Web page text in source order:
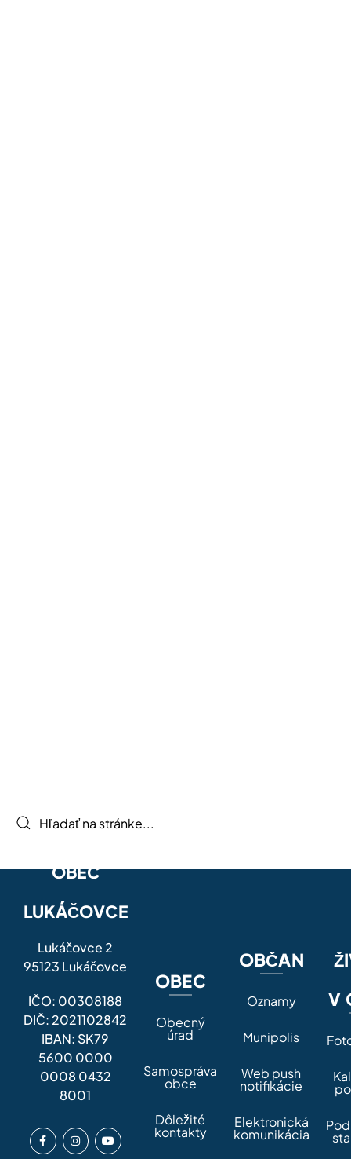
OBEC
LUKÁČOVCE
Lukáčovce 2
95123 Lukáčovce
IČO: 00308188
DIČ: 2021102842
IBAN: SK79
5600 0000
0008 0432
8001
OBEC
Obecný
úrad
Samospráva
obce
Dôležité
kontakty
OBČAN
Oznamy
Munipolis
Web push
notifikácie
Elektronická
komunikácia
V